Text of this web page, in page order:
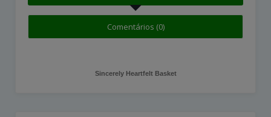
Comentários (0)
Sincerely Heartfelt Basket